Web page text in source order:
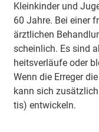
Klein­kin­der und
60 Jah­re. Bei ei­ner
ärzt­li­chen
schein­lich. Es sind
heits­ver­läu­fe oder
Wenn die Er­re­ger
kann sich
tis) ent­wi­ckeln.